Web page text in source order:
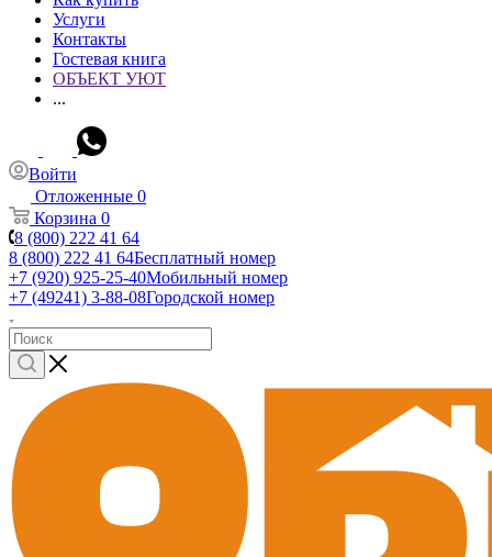
Услуги
Контакты
Гостевая книга
ОБЪЕКТ УЮТ
...
Войти
Отложенные 0
Корзина 0
8 (800) 222 41 64
8 (800) 222 41 64Бесплатный номер
+7 (920) 925-25-40Мобильный номер
+7 (49241) 3-88-08Городской номер